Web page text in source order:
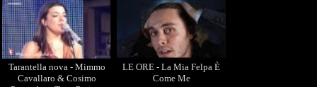
Tarantella nova - Mimmo
Cavallaro & Cosimo
LE ORE - La Mia Felpa È
Come Me